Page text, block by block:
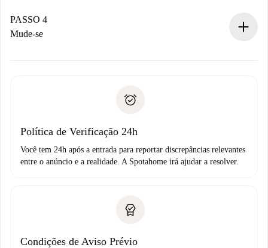
proprietário.
Se recusada: não cobraremos nada e ofereceremos
Débito direto bancário
PASSO 4
Mude-se
não comunicar nenhum problema.
Política de Verificação 24h
Você tem 24h após a entrada para reportar discrepâncias relevantes
entre o anúncio e a realidade. A Spotahome irá ajudar a resolver.
Condições de Aviso Prévio